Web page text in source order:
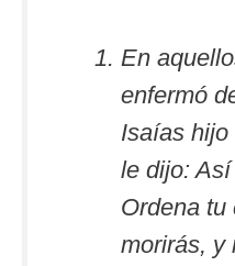
En
enfermó
Isaías hijo
le dijo:
Ordena tu
morirás, y